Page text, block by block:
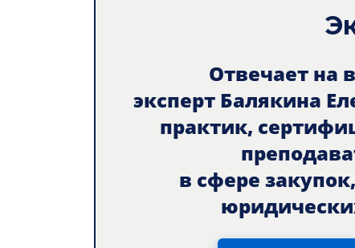
Отвечает на
эксперт Балякина
практик,
в сфере